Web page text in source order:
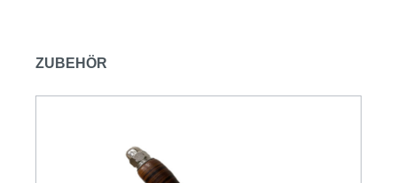
Produktgalerie überspringen
ZUBEHÖR